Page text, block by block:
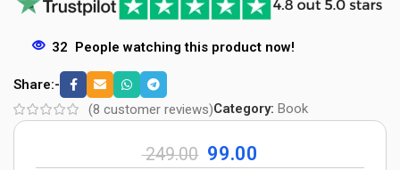
32 People watching this product now!
Share:-
(8 customer reviews)Category: Book
249.00 99.00